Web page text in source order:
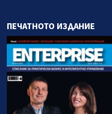
ПЕЧАТНОТО ИЗДАНИЕ